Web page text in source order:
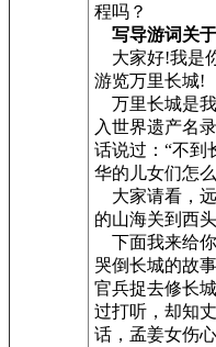
程吗？
写导游词关
大家好!我是
游览万里长城!
万里长城是我
入世界遗产名
话说过：“不到
华的儿女们怎
大家请看，
的山海关到西
下面我来给
哭倒长城的故
官兵捉去修长
过打听，却知
话，孟姜女伤